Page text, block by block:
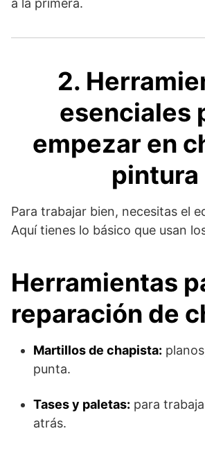
a la primera.
2.
esenciales
empezar en
pintura
Para trabajar bien, necesitas el
Aquí tienes lo básico que usan
Herramientas
reparación de
Martillos de chapista:
punta.
Tases y paletas: para
atrás.